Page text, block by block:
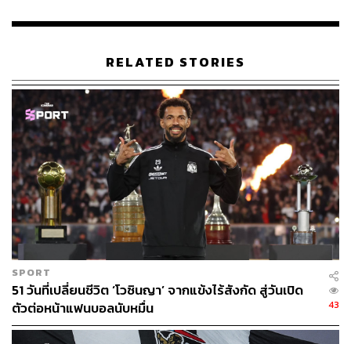
แต่การรู้ว่าตัวเองคือใครอย่างเดียวไม่พอ เพราะตัวตนต้องถูก
แปลงเป็นวัฒนธรรม (culture)
นี่คือจุดที่สองที่อาร์เตต้าทำได้ยอดเยี่ยม
เขาไม่ได้สร้างวัฒนธรรมผ่านคำพูดสวยๆ หรือสไลด์ประชุม
แต่ทำให้มันจับต้องได้จริง เราเห็นป้าย WE > ME ซึ่งสะท้อน
แนวคิดว่าทีมต้องมาก่อนตัวเอง เห็นการนำสุนัขลาบราดอร์
ชื่อ Win เข้ามาเป็นส่วนหนึ่งของทีมเพื่อสร้างความรู้สึกเป็น
ส่วนหนึ่ง (belonging) และเห็นการนำต้นมะกอกเข้ามาไว้ใน
สโมสรเพื่อเป็นสัญลักษณ์ของรากเหง้า
ต้นไม้ต้นนั้นมีรากโยงกับปี 1886 ปีที่อาร์เซนอลก่อตั้งขึ้น มัน
ถูกใช้แทนรากของสโมสร และ culture ที่เขากำลังสร้างใหม่
RELATED STORIES
SPORT
51 วันที่เปลี่ยนชีวิต ‘โวซินญา’ จากแข้งไร้สังกัด สู่วันเปิด
ตัวต่อหน้าแฟนบอลนับหมื่น
43